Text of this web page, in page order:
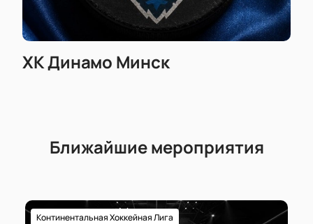
ХК Динамо Минск
Ближайшие мероприятия
Континентальная Хоккейная Лига